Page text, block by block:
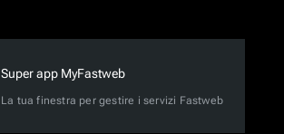
Super app MyFastweb
La tua finestra per gestire i servizi Fastweb